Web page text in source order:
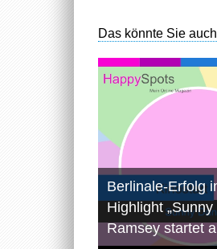
Das könnte Sie
Berlinale-Erfolg
Highlight
Ramsey startet